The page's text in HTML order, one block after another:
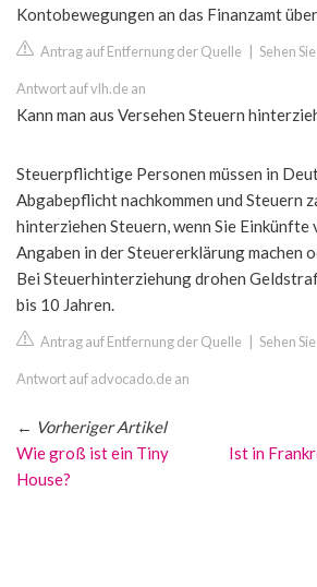
Kontobewegungen an das Finanzamt
Antrag auf Entfernung der Quelle Sehen
Antwort auf vlh.de an
Kann man aus Versehen Steuern
Steuerpflichtige Personen müssen in
Abgabepflicht nachkommen und Steuern
hinterziehen Steuern, wenn Sie Einkünfte
Angaben in der Steuererklärung machen
Bei Steuerhinterziehung drohen
bis 10 Jahren.
Antrag auf Entfernung der Quelle Sehen
Antwort auf advocado.de an
← Vorheriger Artikel
Wie groß ist ein Tiny
House?
Ist in